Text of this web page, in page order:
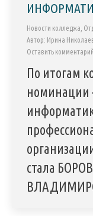
Новости колледжа
Автор: Ирина
Оставить комментарий
По итогам
номинации
стала